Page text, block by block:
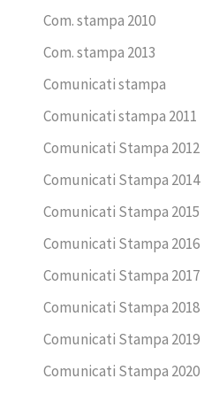
Com. stampa 2010
Com. stampa 2013
Comunicati stampa
Comunicati stampa 2011
Comunicati Stampa 2012
Comunicati Stampa 2014
Comunicati Stampa 2015
Comunicati Stampa 2016
Comunicati Stampa 2017
Comunicati Stampa 2018
Comunicati Stampa 2019
Comunicati Stampa 2020